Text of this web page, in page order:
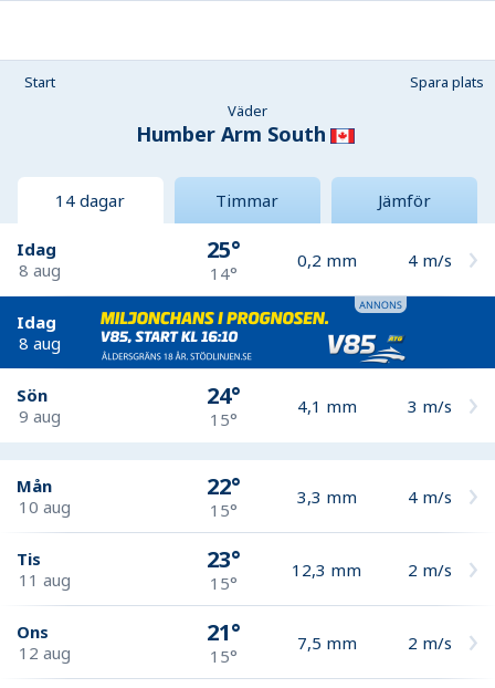
Start
Spara plats
Väder
Humber Arm South
14 dagar Timmar Jämför
Idag
8 aug
25°
14°
0,2 mm 4 m/s
Idag
8 aug
Sön
9 aug
24°
15°
4,1 mm 3 m/s
Mån
10 aug
22°
15°
3,3 mm 4 m/s
Tis
11 aug
23°
15°
12,3 mm 2 m/s
Ons
12 aug
21°
15°
7,5 mm 2 m/s